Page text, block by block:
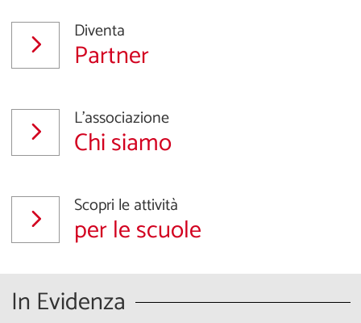
Diventa
Partner
L'associazione
Chi siamo
Scopri le attività
per le scuole
In Evidenza